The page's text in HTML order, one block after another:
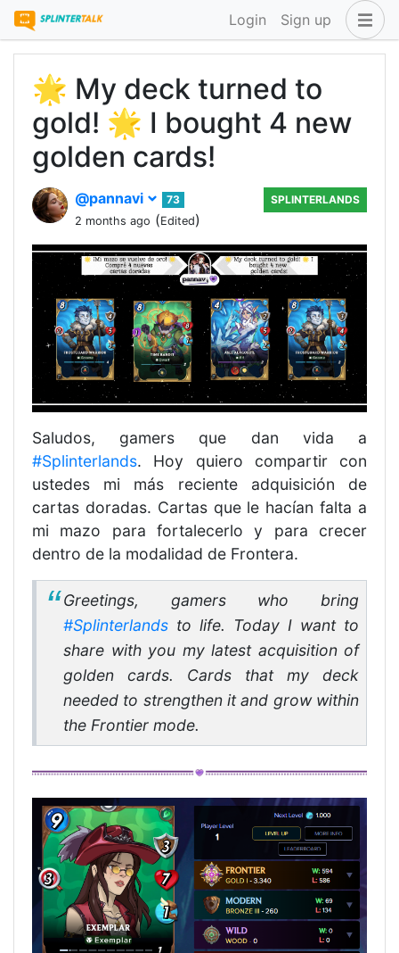
Login Sign up
🌟 My deck turned to
gold! 🌟 I bought 4 new
golden cards!
@pannavi
73
2 months ago (Edited)
SPLINTERLANDS
Saludos, gamers que dan vida a
#Splinterlands. Hoy quiero compartir con
ustedes mi más reciente adquisición de
cartas doradas. Cartas que le hacían falta a
mi mazo para fortalecerlo y para crecer
dentro de la modalidad de Frontera.
Greetings, gamers who bring
#Splinterlands to life. Today I want to
share with you my latest acquisition of
golden cards. Cards that my deck
needed to strengthen it and grow within
the Frontier mode.